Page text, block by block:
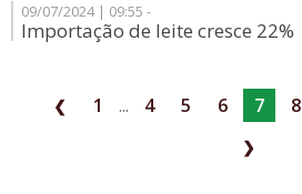
09/07/2024 | 09:55 -
Importação de leite cresce 22%
❮ 1 ... 4 5 6 7 8
❯